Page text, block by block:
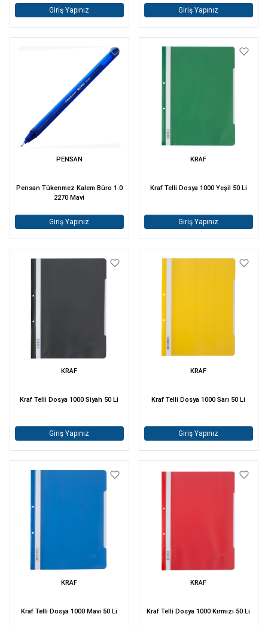
Giriş Yapınız Giriş Yapınız
PENSAN
Pensan Tükenmez Kalem Büro 1.0
2270 Mavi
Giriş Yapınız
KRAF
Kraf Telli Dosya 1000 Yeşil 50 Li
Giriş Yapınız
KRAF
Kraf Telli Dosya 1000 Siyah 50 Li
Giriş Yapınız
KRAF
Kraf Telli Dosya 1000 Sarı 50 Li
Giriş Yapınız
KRAF
Kraf Telli Dosya 1000 Mavi 50 Li
KRAF
Kraf Telli Dosya 1000 Kırmızı 50 Li